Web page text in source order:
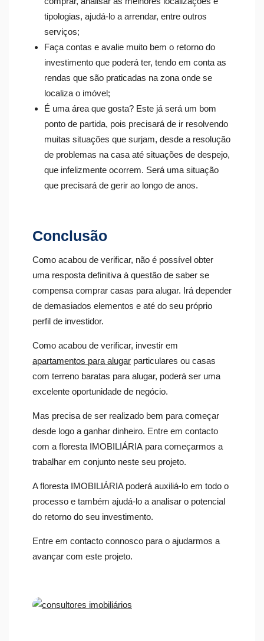
tipologias, ajudá-lo a arrendar, entre outros
serviços;
Faça contas e avalie muito bem o retorno do
investimento que poderá ter, tendo em conta as
rendas que são praticadas na zona onde se
localiza o imóvel;
É uma área que gosta? Este já será um bom
ponto de partida, pois precisará de ir resolvendo
muitas situações que surjam, desde a resolução
de problemas na casa até situações de despejo,
que infelizmente ocorrem. Será uma situação
que precisará de gerir ao longo de anos.
Conclusão
Como acabou de verificar, não é possível obter
uma resposta definitiva à questão de saber se
compensa comprar casas para alugar. Irá depender
de demasiados elementos e até do seu próprio
perfil de investidor.
Como acabou de verificar, investir em
apartamentos para alugar particulares ou casas
com terreno baratas para alugar, poderá ser uma
excelente oportunidade de negócio.
Mas precisa de ser realizado bem para começar
desde logo a ganhar dinheiro. Entre em contacto
com a floresta IMOBILIÁRIA para começarmos a
trabalhar em conjunto neste seu projeto.
A floresta IMOBILIÁRIA poderá auxiliá-lo em todo o
processo e também ajudá-lo a analisar o potencial
do retorno do seu investimento.
Entre em contacto connosco para o ajudarmos a
avançar com este projeto.